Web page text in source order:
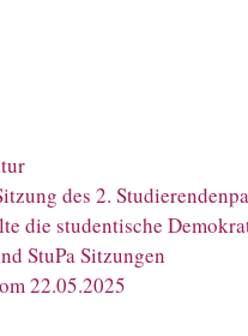
des 2.
die studentische
StuPa Sitzungen
22.05.2025